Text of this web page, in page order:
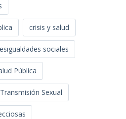
crisis y salud
sociales
Pública
Sexual